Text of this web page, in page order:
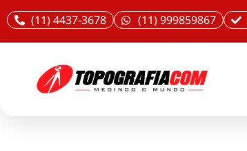
(11) 4437-3678 (11) 999859867